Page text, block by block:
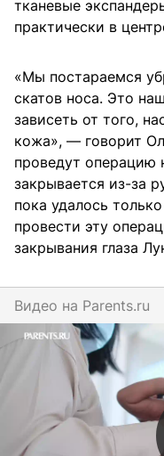
тканевые
практически в
«Мы постараемся
скатов носа. Это
зависеть от того,
кожа», — говорит
проведут операцию
закрывается из-за
пока удалось
провести эту
закрывания глаза
Видео на parents.ru